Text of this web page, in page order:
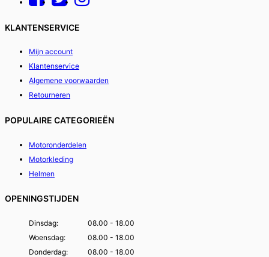
KLANTENSERVICE
Mijn account
Klantenservice
Algemene voorwaarden
Retourneren
POPULAIRE CATEGORIEËN
Motoronderdelen
Motorkleding
Helmen
OPENINGSTIJDEN
Dinsdag:
08.00 - 18.00
Woensdag:
08.00 - 18.00
Donderdag:
08.00 - 18.00